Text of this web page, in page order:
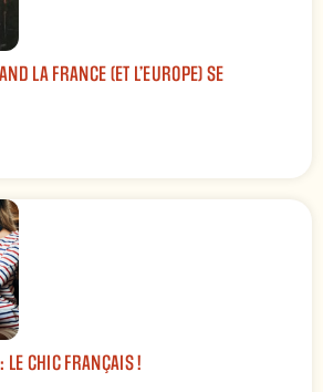
LA FRANCE (ET L’EUROPE) SE
LE CHIC FRANÇAIS !